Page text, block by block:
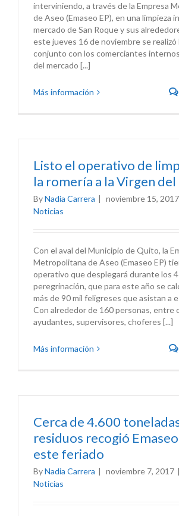
interviniendo, a través de la Empresa
de Aseo (Emaseo EP), en una limpieza
mercado de San Roque y sus
este jueves 16 de noviembre se realizó
conjunto con los comerciantes
del mercado [...]
Más información
Listo el operativo de
la romería a la Virgen del
ByNadia Carrera | noviembre 15, 2017
Noticias
Con el aval del Municipio de Quito, la
Metropolitana de Aseo (Emaseo EP)
operativo que desplegará durante los
peregrinación, que para este año se
más de 90 mil feligreses que asistan a
Con alrededor de 160 personas, entre
ayudantes, supervisores, choferes [...]
Más información
Cerca de 4.600
residuos recogió Emaseo
este feriado
ByNadia Carrera | noviembre 7, 2017 |
Noticias